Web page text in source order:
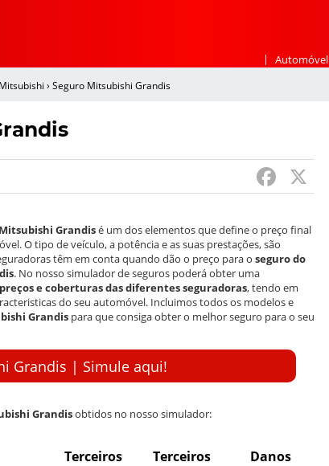
| Automóvel
› Seguro Mitsubishi Grandis
Grandisé um dos elementos que define o preço final
O tipo de veículo, a potência e as suas prestações, são
têm em conta quando dão o preço para o seguro do
. No nosso simulador de seguros poderá obter uma
e coberturas das diferentes seguradoras, tendo em
do seu automóvel. Incluimos todos os modelos e
Grandispara que consiga obter o melhor seguro para o seu
Grandis | Simule aqui!
Grandisobtidos no nosso simulador:
Terceiros
Terceiros
Danos
F
a
c
e
b
o
o
k